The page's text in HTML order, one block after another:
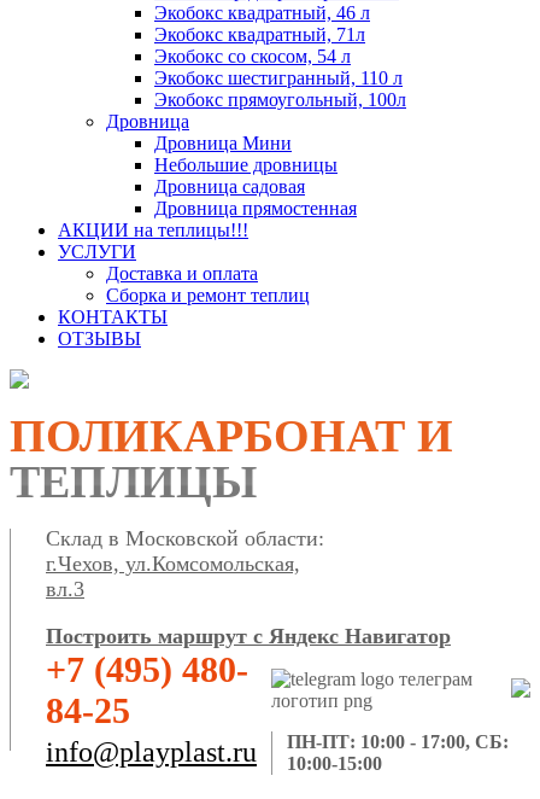
Экобокс квадратный, 46 л
Экобокс квадратный, 71л
Экобокс со скосом, 54 л
Экобокс шестигранный, 110 л
Экобокс прямоугольный, 100л
Дровница
Дровница Мини
Небольшие дровницы
Дровница садовая
Дровница прямостенная
АКЦИИ на теплицы!!!
УСЛУГИ
Доставка и оплата
Сборка и ремонт теплиц
КОНТАКТЫ
ОТЗЫВЫ
ПОЛИКАРБОНАТ И
ТЕПЛИЦЫ
Склад в Московской области:
г.Чехов, ул.Комсомольская,
вл.3
Построить маршрут с Яндекс Навигатор
+7 (495) 480-
84-25
info@playplast.ru
ПН-ПТ: 10:00 - 17:00, СБ:
10:00-15:00